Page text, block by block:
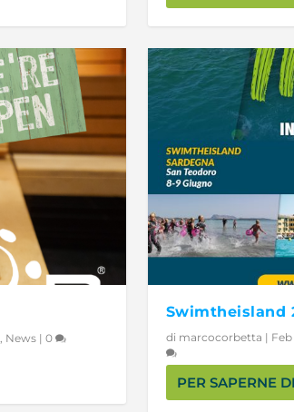
News |0
Swimtheisland
di marcocorbetta |
PER SAPERNE